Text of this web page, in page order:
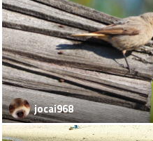
jocai968